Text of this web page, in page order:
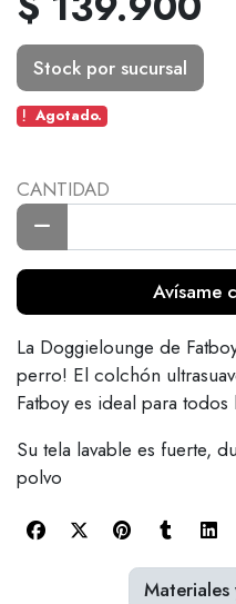
Stock por sucursal
Agotado.
CANTIDAD
Avísame
La Doggielounge de
perro! El colchón
Fatboy es ideal para
Su tela lavable es fuerte,
polvo
Materiales